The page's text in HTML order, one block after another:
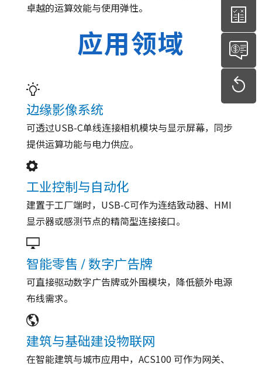
卓越的运算效能与使用弹性。
应用领域
边缘影像系统
可透过USB-C单线连接相机模块与显示屏幕，同步
提供运算功能与电力供应。
工业控制与自动化
建置于工厂端时，USB-C可作为连结致动器、HMI
显示器或感测节点的精简型连接接口。
智能零售 / 数字广告牌
可直接驱动数字广告牌或外围模块，降低额外电源
布线需求。
建筑与基础建设物联网
在智能建筑与城市应用中，ACS100 可作为网关、